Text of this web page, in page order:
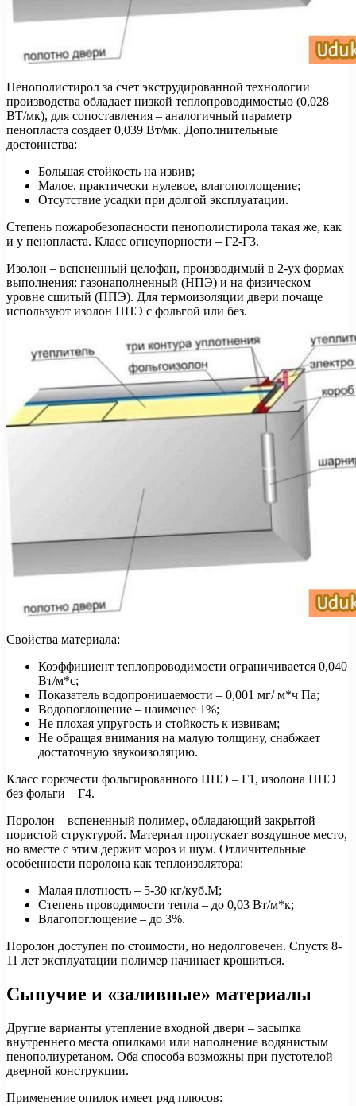
Пенополистирол за счет экструдированной технологии
производства обладает низкой теплопроводимостью (0,028
ВТ/мк), для сопоставления – аналогичный параметр
пенопласта создает 0,039 Вт/мк. Дополнительные
достоинства:
Большая стойкость на извив;
Малое, практически нулевое, влагопоглощение;
Отсутствие усадки при долгой эксплуатации.
Степень пожаробезопасности пенополистирола такая же, как
и у пенопласта. Класс огнеупорности – Г2-Г3.
Изолон – вспененный целофан, производимый в 2-ух формах
выполнения: газонаполненный (НПЭ) и на физическом
уровне сшитый (ППЭ). Для термоизоляции двери почаще
используют изолон ППЭ с фольгой или без.
Свойства материала:
Коэффициент теплопроводимости ограничивается 0,040
Вт/м*с;
Показатель водопроницаемости – 0,001 мг/ м*ч Па;
Водопоглощение – наименее 1%;
Не плохая упругость и стойкость к извивам;
Не обращая внимания на малую толщину, снабжает
достаточную звукоизоляцию.
Класс горючести фольгированного ППЭ – Г1, изолона ППЭ
без фольги – Г4.
Поролон – вспененный полимер, обладающий закрытой
пористой структурой. Материал пропускает воздушное место,
но вместе с этим держит мороз и шум. Отличительные
особенности поролона как теплоизолятора:
Малая плотность – 5-30 кг/куб.М;
Степень проводимости тепла – до 0,03 Вт/м*к;
Влагопоглощение – до 3%.
Поролон доступен по стоимости, но недолговечен. Спустя 8-
11 лет эксплуатации полимер начинает крошиться.
Сыпучие и «заливные» материалы
Другие варианты утепление входной двери – засыпка
внутреннего места опилками или наполнение водянистым
пенополиуретаном. Оба способа возможны при пустотелой
дверной конструкции.
Применение опилок имеет ряд плюсов: